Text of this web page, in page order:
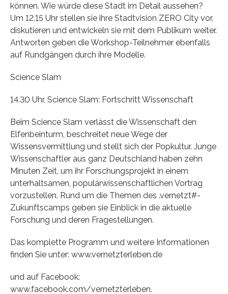
können. Wie würde diese Stadt im Detail aussehen?
Um 12.15 Uhr stellen sie ihre Stadtvision ZERO City vor,
diskutieren und entwickeln sie mit dem Publikum weiter.
Antworten geben die Workshop-Teilnehmer ebenfalls
auf Rundgängen durch ihre Modelle.
Science Slam
14.30 Uhr, Science Slam: Fortschritt Wissenschaft
Beim Science Slam verlässt die Wissenschaft den
Elfenbeinturm, beschreitet neue Wege der
Wissensvermittlung und stellt sich der Popkultur. Junge
Wissenschaftler aus ganz Deutschland haben zehn
Minuten Zeit, um ihr Forschungsprojekt in einem
unterhaltsamen, populärwissenschaftlichen Vortrag
vorzustellen. Rund um die Themen des .vernetzt#-
Zukunftscamps geben sie Einblick in die aktuelle
Forschung und deren Fragestellungen.
Das komplette Programm und weitere Informationen
finden Sie unter: www.vernetzterleben.de
und auf Facebook:
www.facebook.com/vernetzterleben.